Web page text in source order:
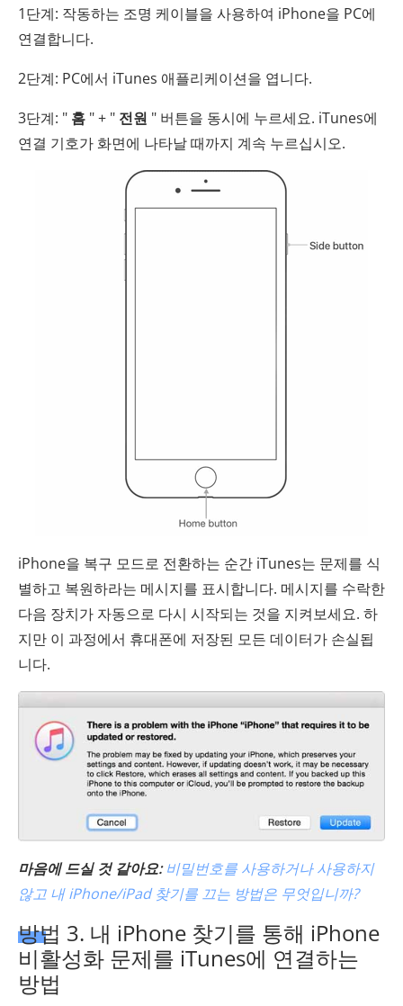
1단계: 작동하는 조명 케이블을 사용하여 iPhone을 PC에
연결합니다.
2단계: PC에서 iTunes 애플리케이션을 엽니다.
3단계: " 홈 " + " 전원 " 버튼을 동시에 누르세요. iTunes에
연결 기호가 화면에 나타날 때까지 계속 누르십시오.
iPhone을 복구 모드로 전환하는 순간 iTunes는 문제를 식
별하고 복원하라는 메시지를 표시합니다. 메시지를 수락한
다음 장치가 자동으로 다시 시작되는 것을 지켜보세요. 하
지만 이 과정에서 휴대폰에 저장된 모든 데이터가 손실됩
니다.
마음에 드실 것 같아요: 비밀번호를 사용하거나 사용하지
않고 내 iPhone/iPad 찾기를 끄는 방법은 무엇입니까?
방법 3. 내 iPhone 찾기를 통해 iPhone
비활성화 문제를 iTunes에 연결하는
방법